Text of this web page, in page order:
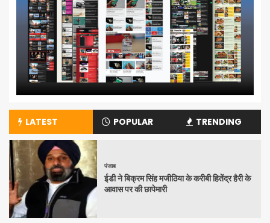
LATEST POPULAR TRENDING
पंजाब
ईडी ने बिक्रम सिंह मजीठिया के करीबी हितेंद्र हैरी के
आवास पर की छापेमारी